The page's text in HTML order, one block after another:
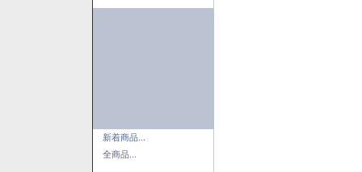
新着商品...
全商品...